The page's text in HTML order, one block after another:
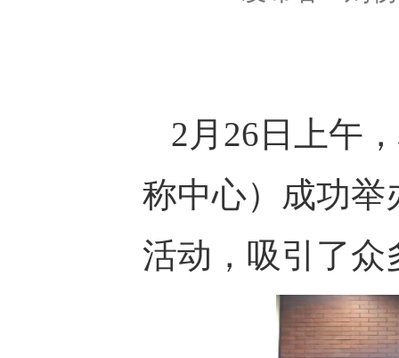
2 月 26日上午
称中心）成功举
活动，吸引了众